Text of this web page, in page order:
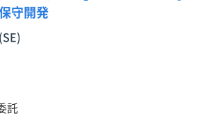
守開発
託